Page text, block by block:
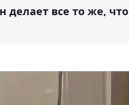
делает все то же, что